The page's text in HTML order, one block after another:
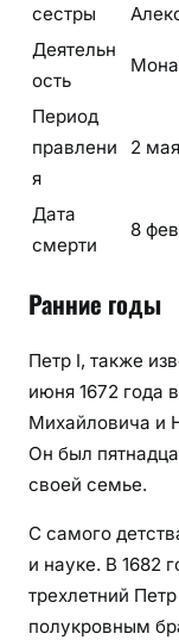
сестры
Деятельн
ость
Период
правлени
я
2
Дата
смерти
8
Ранние годы
Петр I, также
июня 1672 года
Михайловича и
Он был
своей семье.
С самого
и науке. В 1682
трехлетний
полукровным